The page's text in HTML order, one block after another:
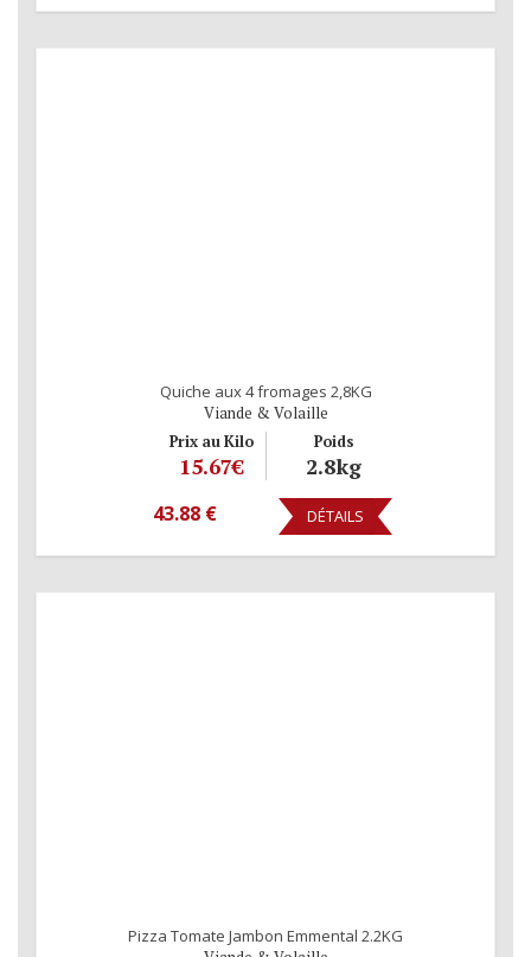
Quiche aux 4 fromages 2,8KG
Viande & Volaille
Prix au Kilo
15.67€
Poids
2.8kg
43.88 € DÉTAILS
Pizza Tomate Jambon Emmental 2.2KG